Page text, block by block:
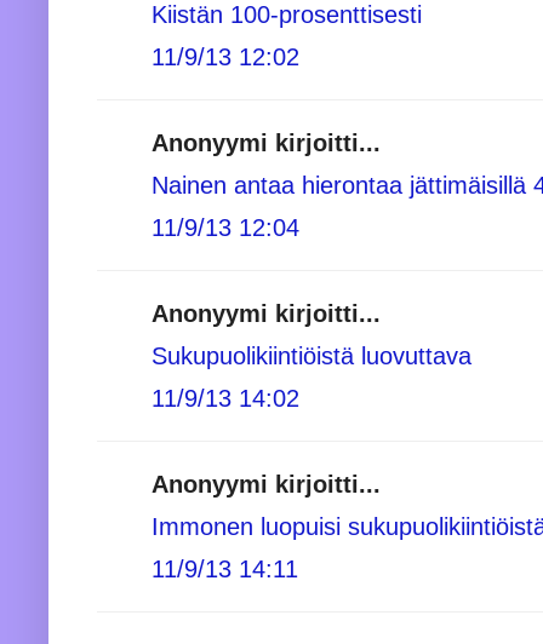
Kiistän 100-prosenttisesti
11/9/13 12:02
Anonyymi kirjoitti...
Nainen antaa hierontaa jättimäisillä
11/9/13 12:04
Anonyymi kirjoitti...
Sukupuolikiintiöistä luovuttava
11/9/13 14:02
Anonyymi kirjoitti...
Immonen luopuisi
11/9/13 14:11